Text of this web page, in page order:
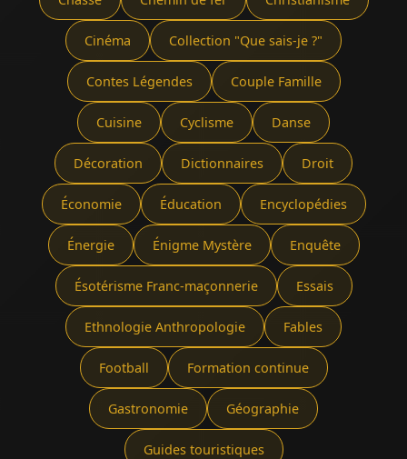
Cinéma Collection "Que sais-je ?"
Contes Légendes Couple Famille
Cuisine Cyclisme Danse
Décoration Dictionnaires Droit
Économie Éducation Encyclopédies
Énergie Énigme Mystère Enquête
Ésotérisme Franc-maçonnerie Essais
Ethnologie Anthropologie Fables
Football Formation continue
Gastronomie Géographie
Guides touristiques